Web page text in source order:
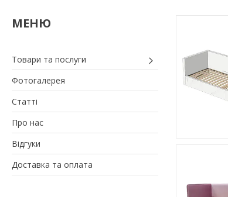
Товари та послуги
Фотогалерея
Статті
Про нас
Відгуки
Доставка та оплата